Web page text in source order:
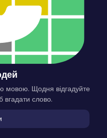
мовою. Щодня відгадуйте
вгадати слово.